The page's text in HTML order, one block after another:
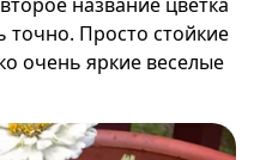
Просто стойкие
очень яркие веселые